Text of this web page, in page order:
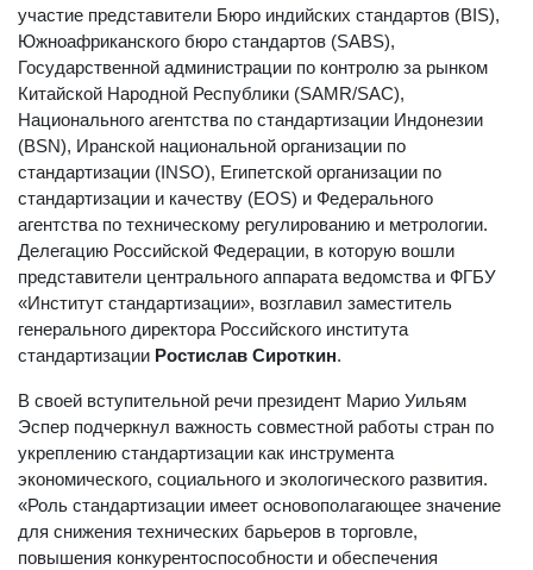
участие представители Бюро индийских стандартов (BIS),
Южноафриканского бюро стандартов (SABS),
Государственной администрации по контролю за рынком
Китайской Народной Республики (SAMR/SAC),
Национального агентства по стандартизации Индонезии
(BSN), Иранской национальной организации по
стандартизации (INSO), Египетской организации по
стандартизации и качеству (EOS) и Федерального
агентства по техническому регулированию и метрологии.
Делегацию Российской Федерации, в которую вошли
представители центрального аппарата ведомства и ФГБУ
«Институт стандартизации», возглавил заместитель
генерального директора Российского института
стандартизации Ростислав Сироткин.
В своей вступительной речи президент Марио Уильям
Эспер подчеркнул важность совместной работы стран по
укреплению стандартизации как инструмента
экономического, социального и экологического развития.
«Роль стандартизации имеет основополагающее значение
для снижения технических барьеров в торговле,
повышения конкурентоспособности и обеспечения